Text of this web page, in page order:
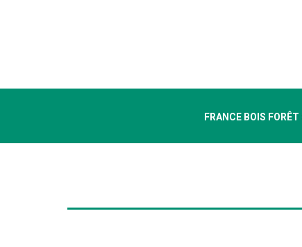
FRANCE BOIS FORÊT